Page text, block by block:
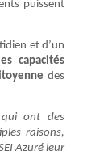
puissent
et d’un
les capacités
des
ont des
raisons,
Azuré leur